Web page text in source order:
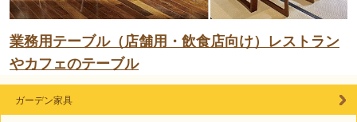
業務用テーブル（店舗用・飲食店向け）レストラン
やカフェのテーブル
ガーデン家具